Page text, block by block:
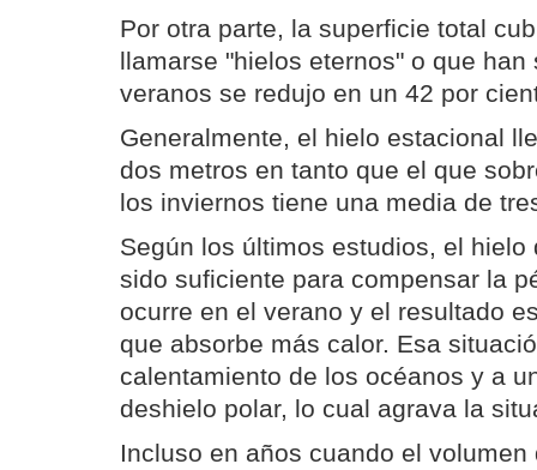
Por otra parte, la superficie total
llamarse "hielos eternos" o que
veranos se redujo en un 42 por
Generalmente, el hielo estacional
dos metros en tanto que el que
los inviernos tiene una media de
Según los últimos estudios, el hielo
sido suficiente para compensar la
ocurre en el verano y el resultado
que absorbe más calor. Esa
calentamiento de los océanos y a
deshielo polar, lo cual agrava la
Incluso en años cuando el